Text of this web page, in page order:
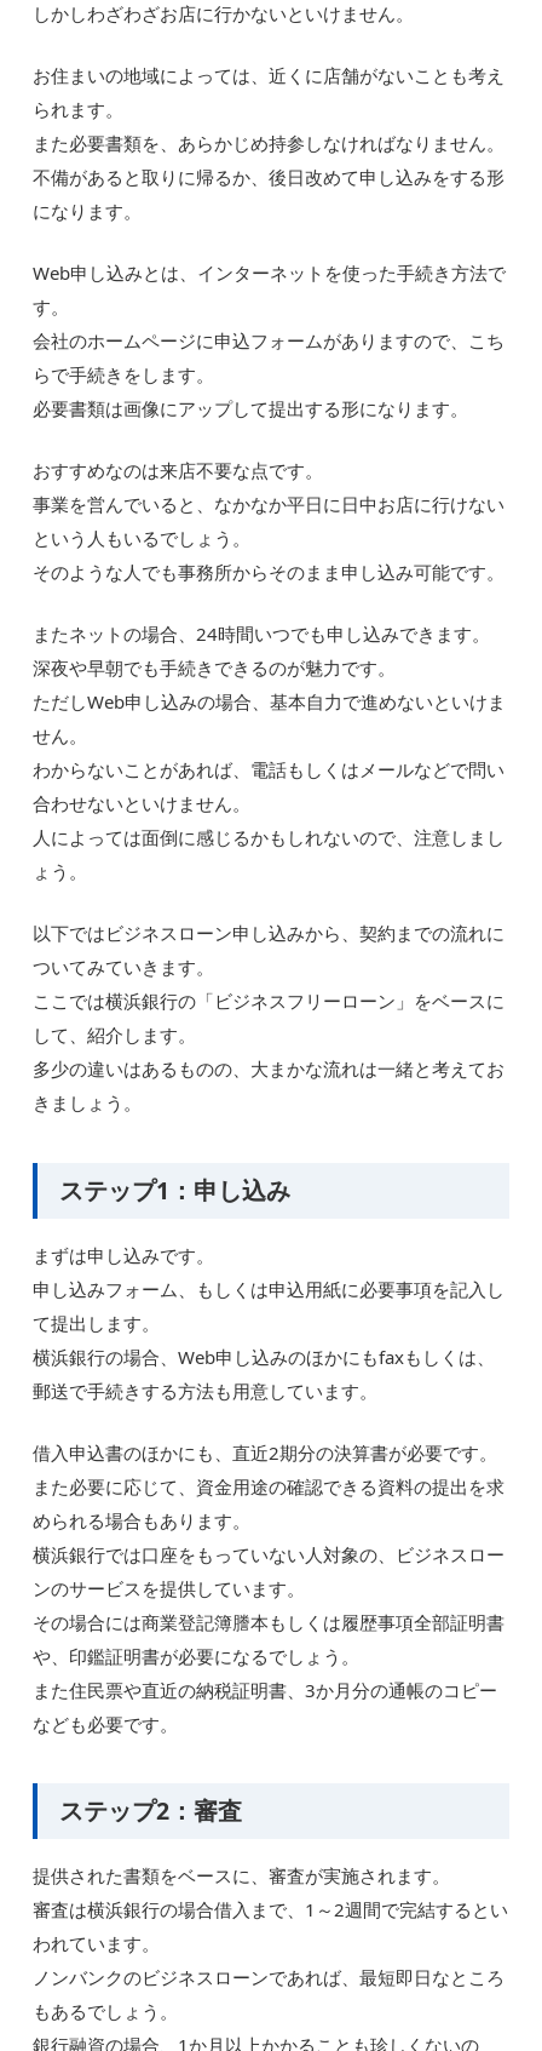
しかしわざわざお店に行かないといけません。
お住まいの地域によっては、近くに店舗がないことも考え
られます。
また必要書類を、あらかじめ持参しなければなりません。
不備があると取りに帰るか、後日改めて申し込みをする形
になります。
Web申し込みとは、インターネットを使った手続き方法で
す。
会社のホームページに申込フォームがありますので、こち
らで手続きをします。
必要書類は画像にアップして提出する形になります。
おすすめなのは来店不要な点です。
事業を営んでいると、なかなか平日に日中お店に行けない
という人もいるでしょう。
そのような人でも事務所からそのまま申し込み可能です。
またネットの場合、24時間いつでも申し込みできます。
深夜や早朝でも手続きできるのが魅力です。
ただしWeb申し込みの場合、基本自力で進めないといけま
せん。
わからないことがあれば、電話もしくはメールなどで問い
合わせないといけません。
人によっては面倒に感じるかもしれないので、注意しまし
ょう。
以下ではビジネスローン申し込みから、契約までの流れに
ついてみていきます。
ここでは横浜銀行の「ビジネスフリーローン」をベースに
して、紹介します。
多少の違いはあるものの、大まかな流れは一緒と考えてお
きましょう。
ステップ1：申し込み
まずは申し込みです。
申し込みフォーム、もしくは申込用紙に必要事項を記入し
て提出します。
横浜銀行の場合、Web申し込みのほかにもfaxもしくは、
郵送で手続きする方法も用意しています。
借入申込書のほかにも、直近2期分の決算書が必要です。
また必要に応じて、資金用途の確認できる資料の提出を求
められる場合もあります。
横浜銀行では口座をもっていない人対象の、ビジネスロー
ンのサービスを提供しています。
その場合には商業登記簿謄本もしくは履歴事項全部証明書
や、印鑑証明書が必要になるでしょう。
また住民票や直近の納税証明書、3か月分の通帳のコピー
なども必要です。
ステップ2：審査
提供された書類をベースに、審査が実施されます。
審査は横浜銀行の場合借入まで、1～2週間で完結するとい
われています。
ノンバンクのビジネスローンであれば、最短即日なところ
もあるでしょう。
銀行融資の場合、1か月以上かかることも珍しくないの